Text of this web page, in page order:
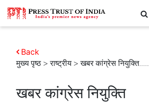
मुख्य पृष्ठ >राष्ट्रीय > खबर कांग्रेस नियुक्ति.....
Back
खबर कांग्रेस नियुक्ति